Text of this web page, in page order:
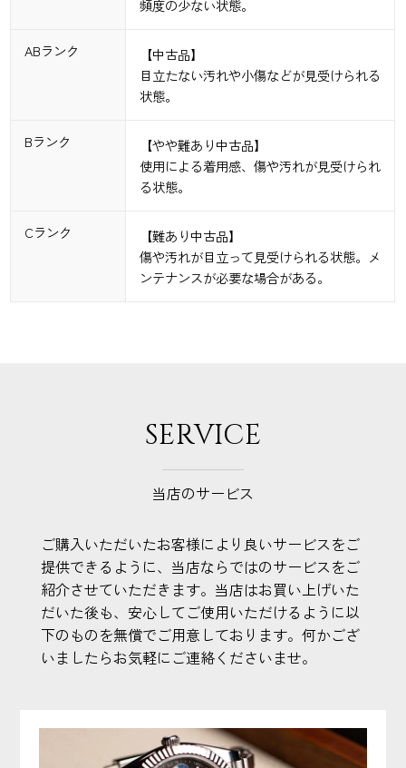
頻度の少ない状態。
ABランク
【中古品】
目立たない汚れや小傷などが見受けられる
状態。
Bランク
【やや難あり中古品】
使用による着用感、傷や汚れが見受けられ
る状態。
Cランク
【難あり中古品】
傷や汚れが目立って見受けられる状態。メ
ンテナンスが必要な場合がある。
SERVICE
当店のサービス
ご購入いただいたお客様により良いサービスをご
提供できるように、当店ならではのサービスをご
紹介させていただきます。当店はお買い上げいた
だいた後も、安心してご使用いただけるように以
下のものを無償でご用意しております。何かござ
いましたらお気軽にご連絡くださいませ。